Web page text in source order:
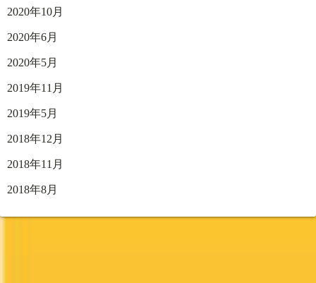
2020年10月
2020年6月
2020年5月
2019年11月
2019年5月
2018年12月
2018年11月
2018年8月